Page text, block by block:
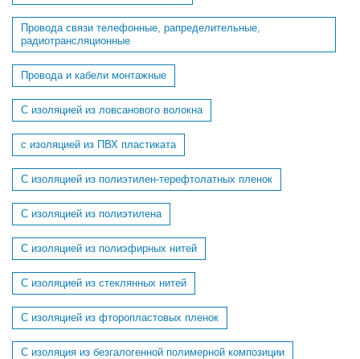
Провода связи телефонные, рапределительные,
радиотрансляционные
Провода и кабели монтажные
С изоляцией из ловсанового волокна
с изоляцией из ПВХ пластиката
С изоляцией из полиэтилен-терефтолатных пленок
С изоляцией из полиэтилена
С изоляцией из полиэфирных нитей
С изоляцией из стеклянных нитей
С изоляцией из фторопластовых пленок
С изоляция из безгалогенной полимерной композиции